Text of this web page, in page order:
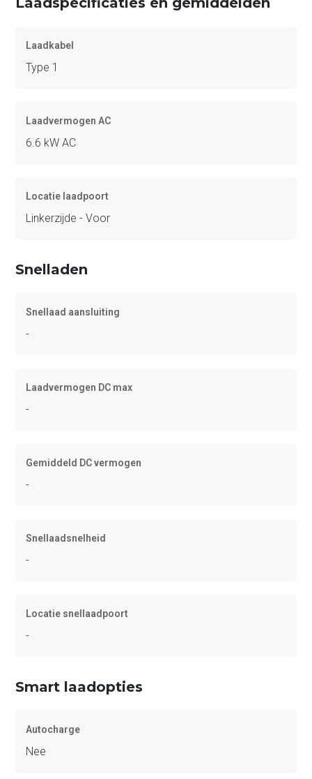
Laadkabel
Type 1
Laadvermogen AC
6.6 kW AC
Locatie laadpoort
Linkerzijde - Voor
Snelladen
Snellaad aansluiting
-
Laadvermogen DC max
-
Gemiddeld DC vermogen
-
Snellaadsnelheid
-
Locatie snellaadpoort
-
Smart laadopties
Autocharge
Nee